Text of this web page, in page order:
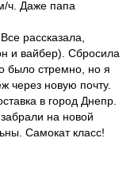
ч. Даже папа
рассказала,
и вайбер). Сбросила
было стремно, но я
через новую почту.
в город Днепр.
на новой
Самокат класс!